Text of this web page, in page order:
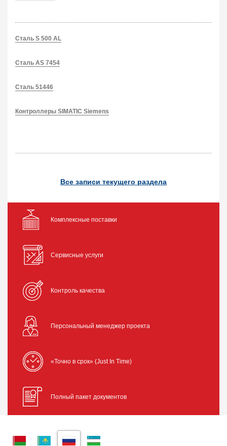
Сталь S 500 AL
Сталь AS 7454
Сталь 51446
Контроллеры SIMATIC Siemens
Все записи текущего раздела
Комплексные поставки
Сервисные услуги
Контроль качества
Персональный менеджер проекта
«Точно в срок» (Just In Time)
Полный пакет документов